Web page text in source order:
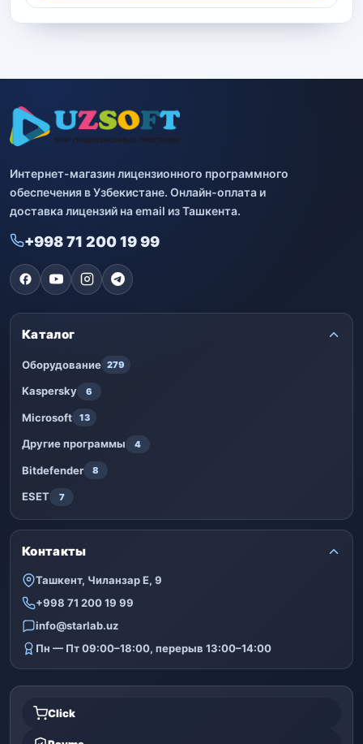
Интернет-магазин лицензионного программного
обеспечения в Узбекистане. Онлайн-оплата и
доставка лицензий на email из Ташкента.
+998 71 200 19 99
Каталог
Оборудование 279
Kaspersky 6
Microsoft 13
Другие программы 4
Bitdefender 8
ESET 7
Контакты
Ташкент, Чиланзар Е, 9
+998 71 200 19 99
info@starlab.uz
Пн — Пт 09:00–18:00, перерыв 13:00–14:00
Click